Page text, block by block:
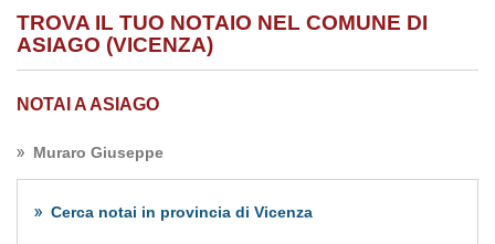
TROVA IL TUO NOTAIO NEL COMUNE DI
ASIAGO (VICENZA)
NOTAI A ASIAGO
Muraro Giuseppe
Cerca notai in provincia di Vicenza